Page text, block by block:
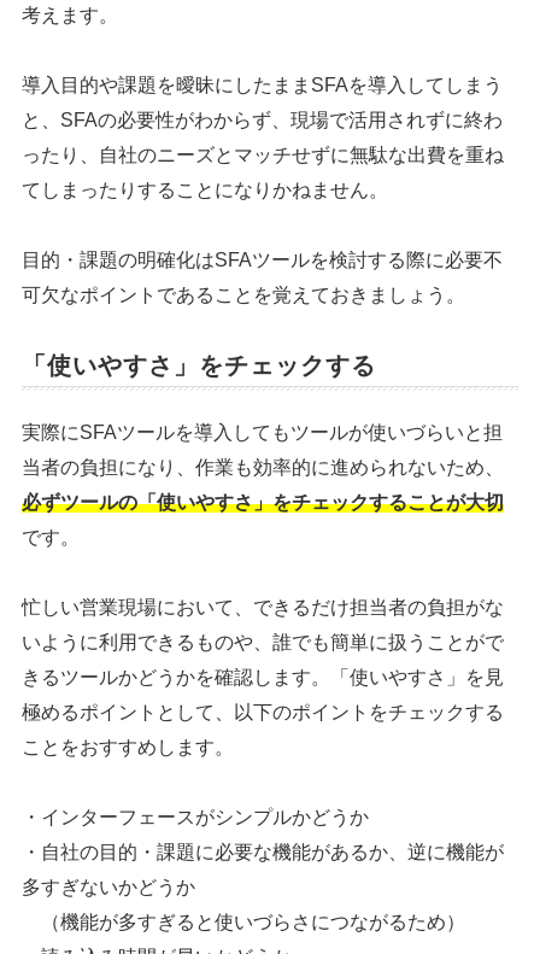
考えます。
導入目的や課題を曖昧にしたままSFAを導入してしまう
と、SFAの必要性がわからず、現場で活用されずに終わ
ったり、自社のニーズとマッチせずに無駄な出費を重ね
てしまったりすることになりかねません。
目的・課題の明確化はSFAツールを検討する際に必要不
可欠なポイントであることを覚えておきましょう。
「使いやすさ」をチェックする
実際にSFAツールを導入してもツールが使いづらいと担
当者の負担になり、作業も効率的に進められないため、
必ずツールの「使いやすさ」をチェックすることが大切
です。
忙しい営業現場において、できるだけ担当者の負担がな
いように利用できるものや、誰でも簡単に扱うことがで
きるツールかどうかを確認します。「使いやすさ」を見
極めるポイントとして、以下のポイントをチェックする
ことをおすすめします。
・インターフェースがシンプルかどうか
・自社の目的・課題に必要な機能があるか、逆に機能が
多すぎないかどうか
（機能が多すぎると使いづらさにつながるため）